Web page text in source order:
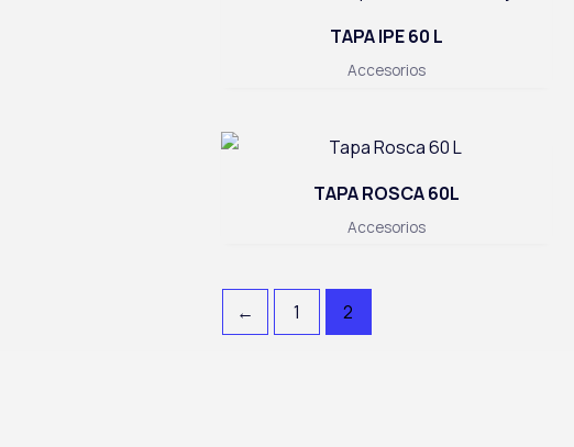
TAPA IPE 60 L
Accesorios
TAPA ROSCA 60L
Accesorios
← 1 2